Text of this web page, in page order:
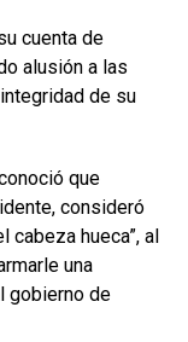
cuenta de
alusión a las
de su
que
consideró
cabeza hueca”, al
una
gobierno de